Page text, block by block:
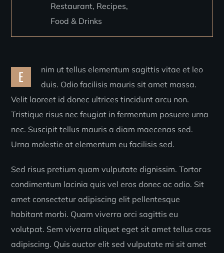
Restaurant, Recipes,
Food & Drinks
E
nim ut tellus elementum sagittis vitae et leo
duis. Odio facilisis mauris sit amet massa.
Velit laoreet id donec ultrices tincidunt arcu non.
Tristique risus nec feugiat in fermentum posuere urna
nec. Suscipit tellus mauris a diam maecenas sed.
Urna molestie at elementum eu facilisis sed.
Sed risus pretium quam vulputate dignissim. Tortor
condimentum lacinia quis vel eros donec ac odio. Sit
amet consectetur adipiscing elit pellentesque
habitant morbi. Quam viverra orci sagittis eu
volutpat. Sem viverra aliquet eget sit amet tellus cras
adipiscing. Quis auctor elit sed vulputate mi sit amet